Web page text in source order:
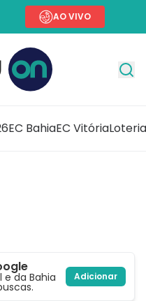
AO VIVO
EC BahiaEC Vitória
e da Bahia Adicionar